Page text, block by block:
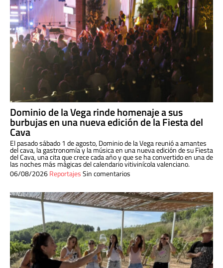
Dominio de la Vega rinde homenaje a sus
burbujas en una nueva edición de la Fiesta del
Cava
El pasado sábado 1 de agosto, Dominio de la Vega reunió a amantes
del cava, la gastronomía y la música en una nueva edición de su Fiesta
del Cava, una cita que crece cada año y que se ha convertido en una de
las noches más mágicas del calendario vitivinícola valenciano.
06/08/2026ReportajesSin comentarios